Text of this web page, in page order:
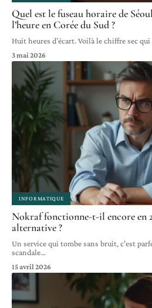
Quel est le fuseau horaire de
l’heure en Corée du Sud ?
Huit heures d’écart. Voilà le chiffre sec qui
3 mai 2026
INFORMATIQUE
Nokraf fonctionne-t-il encore en
alternative ?
Un service qui tombe sans bruit, c'est
scandale…
15 avril 2026